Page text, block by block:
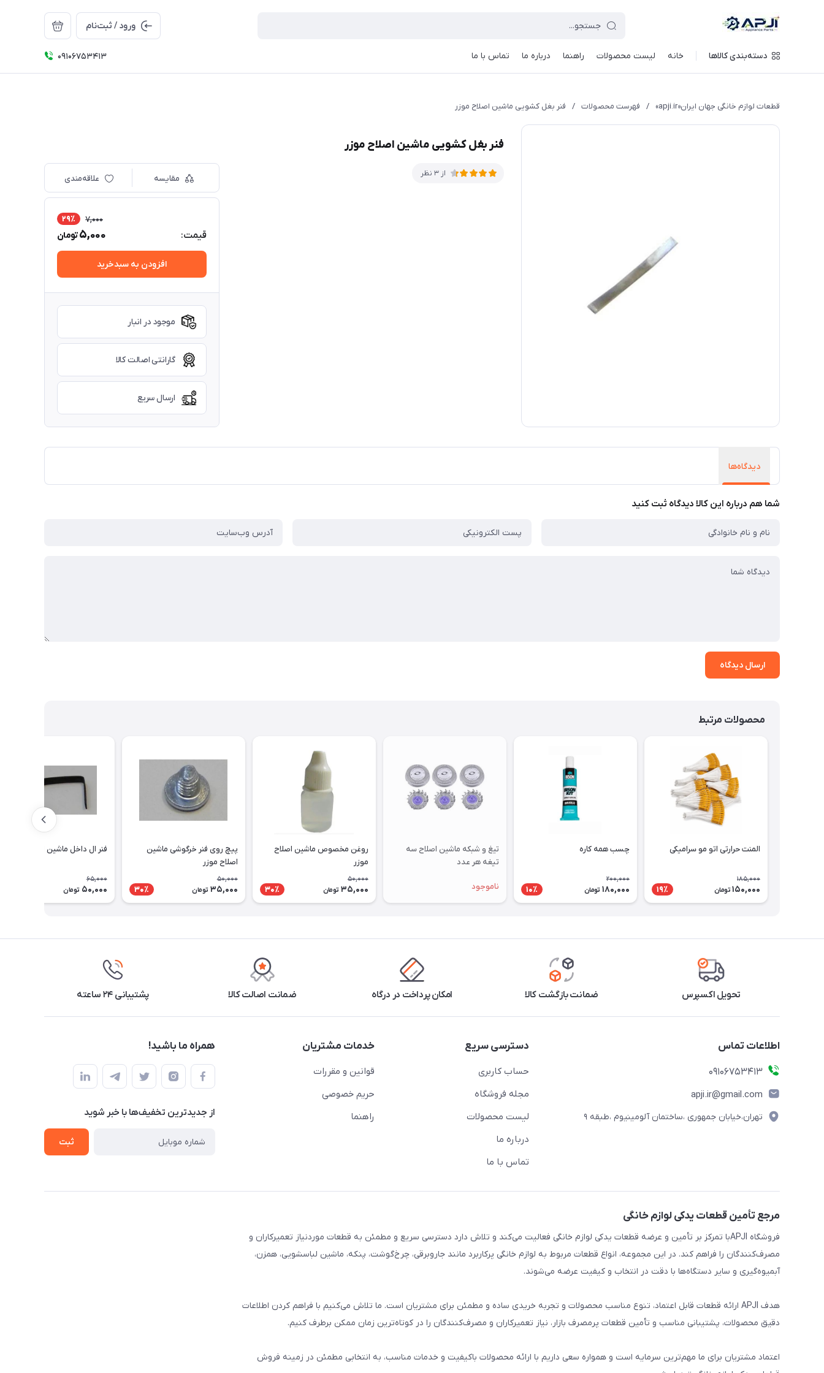
ورود / ثبت‌نام
دسته‌بندی کالاها خانه لیست محصولات راهنما درباره ما تماس با ما 09106753413
قطعات لوازم خانگی جهان ایران«apji.ir» / فهرست محصولات / فنر بغل کشویی ماشین اصلاح موزر
فنر بغل کشویی ماشین اصلاح موزر
از 3 نظر مقایسه علاقه‌مندی
قیمت:
7,000 29٪
5,000تومان
افزودن به سبدخرید
موجود در انبار
گارانتی اصالت کالا
ارسال سریع
دیدگاه‌ها
شما هم درباره این کالا دیدگاه ثبت کنید
ارسال دیدگاه
محصولات مرتبط
المنت حرارتی اتو مو سرامیکی
185,000
150,000 تومان 19٪
چسب همه کاره
200,000
180,000 تومان 10٪
تیغ و شبکه ماشین اصلاح سه
تیغه هر عدد
ناموجود
روغن مخصوص ماشین اصلاح
موزر
50,000
35,000 تومان 30٪
پیچ روی فنر خرگوشی ماشین
اصلاح موزر
50,000
35,000 تومان 30٪
فنر ال داخل ماشین اصلاح موزر
65,000
50,000 تومان
تحویل اکسپرس ضمانت بازگشت کالا امکان پرداخت در درگاه ضمانت اصالت کالا پشتیبانی ۲۴ ساعته
اطلاعات تماس
09106753413
apji.ir@gmail.com
تهران،خیابان جمهوری ،ساختمان آلومینیوم ،طبقه ۹
دسترسی سریع
حساب کاربری
مجله فروشگاه
لیست محصولات
درباره ما
تماس با ما
خدمات مشتریان
قوانین و مقررات
حریم خصوصی
راهنما
همراه ما باشید!
از جدید‌ترین تخفیف‌ها با‌ خبر شوید
ثبت
مرجع تأمین قطعات یدکی لوازم خانگی
فروشگاه APJIبا تمرکز بر تأمین و عرضه قطعات یدکی لوازم خانگی فعالیت می‌کند و تلاش دارد دسترسی سریع و مطمئن به قطعات موردنیاز تعمیرکاران و
مصرف‌کنندگان را فراهم کند. در این مجموعه، انواع قطعات مربوط به لوازم خانگی پرکاربرد مانند جاروبرقی، چرخ‌گوشت، پنکه، ماشین لباسشویی، همزن،
آبمیوه‌گیری و سایر دستگاه‌ها با دقت در انتخاب و کیفیت عرضه می‌شوند.
هدف APJI ارائه قطعات قابل اعتماد، تنوع مناسب محصولات و تجربه خریدی ساده و مطمئن برای مشتریان است. ما تلاش می‌کنیم با فراهم کردن اطلاعات
دقیق محصولات، پشتیبانی مناسب و تأمین قطعات پرمصرف بازار، نیاز تعمیرکاران و مصرف‌کنندگان را در کوتاه‌ترین زمان ممکن برطرف کنیم.
اعتماد مشتریان برای ما مهم‌ترین سرمایه است و همواره سعی داریم با ارائه محصولات باکیفیت و خدمات مناسب، به انتخابی مطمئن در زمینه فروش